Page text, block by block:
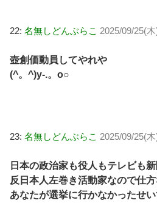
22: 名無しどんぶらこ 2025/09/25(
壺創価動員してやれや
(^。^)y-.。o○
23: 名無しどんぶらこ 2025/09/25(
日本の政治家も役人もテレビも
反日本人左巻き活動家なので仕
あなたが選挙に行かなかったせ